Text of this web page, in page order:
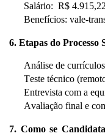
Salário: R$ 4.915,22
Benefícios: vale-
6. Etapas do Processo
Análise de
Teste técnico
Entrevista com a
Avaliação final e
7. Como se